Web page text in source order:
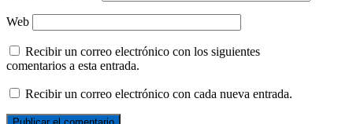
Web
Recibir un correo electrónico con los siguientes
comentarios a esta entrada.
Recibir un correo electrónico con cada nueva entrada.